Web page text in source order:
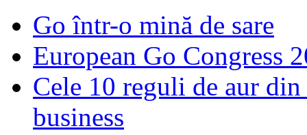
Go într-o mină de sare
European Go Congress
Cele 10 reguli de aur
business